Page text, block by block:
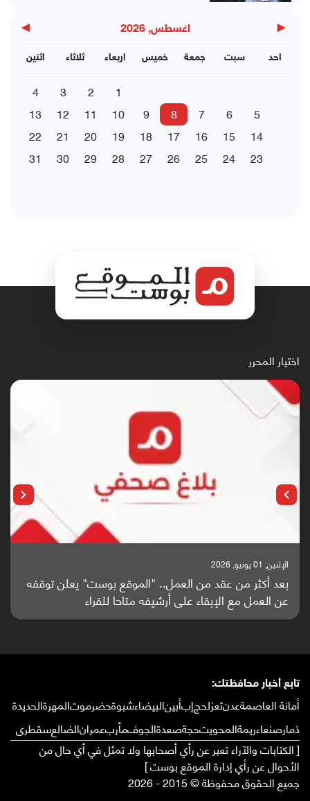
◀ اغسطس, 2026 ▶
اثنين ثلاثاء اربعاء خميس جمعة سبت احد
1
2
3
4
5
6
7
8
9
10
11
12
13
14
15
16
17
18
19
20
21
22
23
24
25
26
27
28
29
30
31
اختيار المحرر
الإثنين, 25 مايو, 2026
باحثون من اليمن يدخلون سباق أبحاث ألزهايمر بدراسة
واعدة منشورة عالميا (ترجمة)
تابع أخبار محافظتك:
أمانة العاصمةعدنتعزلحجإبأبينالبيضاءشبوةحضرموتالمهرةالحديدة
ذمارصنعاءريمةالمحويتحجةصعدةالجوفمأربعمرانالضالعسقطرى
[ الكتابات والآراء تعبر عن رأي أصحابها ولا تمثل في أي حال من
الأحوال عن رأي إدارة الموقع بوست ]
جميع الحقوق محفوظة © 2015 - 2026